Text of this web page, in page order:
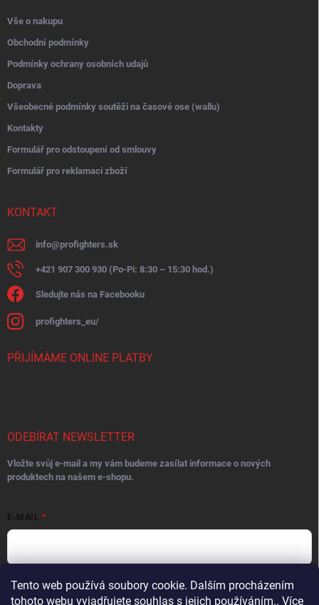
Tento web používá soubory cookie. Dalším procházením
tohoto webu vyjadřujete souhlas s jejich používáním.. Více
Vše o nakupu
Obchodní podmínky
Podmínky ochrany osobních udajů
Doprava
Všeobecné podmínky soutěži na časové ose (wallu)
Kontakty
Formulář pro odstoupení od smlouvy
Formulář pro reklamaci zboží
KONTAKT
info@profighters.sk
+421 907 300 930 (Po-Pi: 8:30 – 15:30 hod.)
Sledujte nás na Facebooku
profighters_eu/
PŘIJÍMÁME ONLINE PLATBY
ODEBÍRAT NEWSLETTER
Vložte svůj e-mail a my vám budeme zasílat informace o nových
produktech na našem e-shopu.
E-MAIL
Vložením e-mailu súhlasíte spodmienkami ochrany osobných údajov